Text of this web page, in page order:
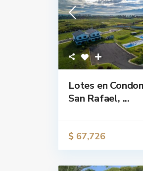
Lotes en
San Rafael, ...
$ 67,726